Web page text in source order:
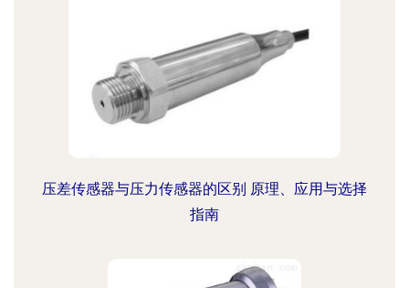
压差传感器与压力传感器的区别 原理、应用与选择
指南